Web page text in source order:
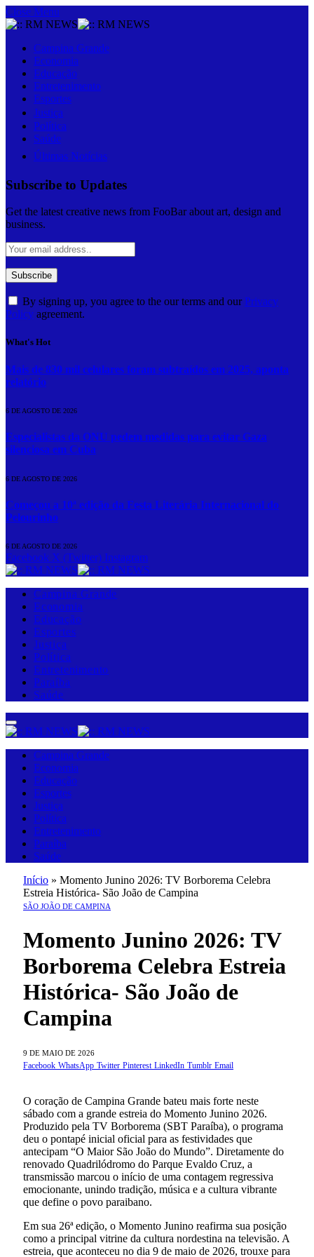
Close Menu
Campina Grande
Economia
Educação
Entretenimento
Esportes
Justiça
Política
Saúde
Últimas Notícias
Subscribe to Updates
Get the latest creative news from FooBar about art, design and
business.
By signing up, you agree to the our terms and our Privacy
Policy agreement.
What's Hot
Mais de 830 mil celulares foram subtraídos em 2025, aponta
relatório
6 DE AGOSTO DE 2026
Especialistas da ONU pedem medidas para evitar Gaza
silenciosa em Cuba
6 DE AGOSTO DE 2026
Começou a 10ª edição da Festa Literária Internacional do
Pelourinho
6 DE AGOSTO DE 2026
Facebook X (Twitter) Instagram
Campina Grande
Economia
Educação
Esportes
Justiça
Política
Entretenimento
Paraíba
Saúde
Campina Grande
Economia
Educação
Esportes
Justiça
Política
Entretenimento
Paraíba
Saúde
Início » Momento Junino 2026: TV Borborema Celebra
Estreia Histórica- São João de Campina
SÃO JOÃO DE CAMPINA
Momento Junino 2026: TV
Borborema Celebra Estreia
Histórica- São João de
Campina
9 DE MAIO DE 2026
Facebook WhatsApp Twitter Pinterest LinkedIn Tumblr Email
O coração de Campina Grande bateu mais forte neste
sábado com a grande estreia do Momento Junino 2026.
Produzido pela TV Borborema (SBT Paraíba), o programa
deu o pontapé inicial oficial para as festividades que
antecipam “O Maior São João do Mundo”. Diretamente do
renovado Quadrilódromo do Parque Evaldo Cruz, a
transmissão marcou o início de uma contagem regressiva
emocionante, unindo tradição, música e a cultura vibrante
que define o povo paraibano.
Em sua 26ª edição, o Momento Junino reafirma sua posição
como a principal vitrine da cultura nordestina na televisão. A
estreia, que aconteceu no dia 9 de maio de 2026, trouxe para